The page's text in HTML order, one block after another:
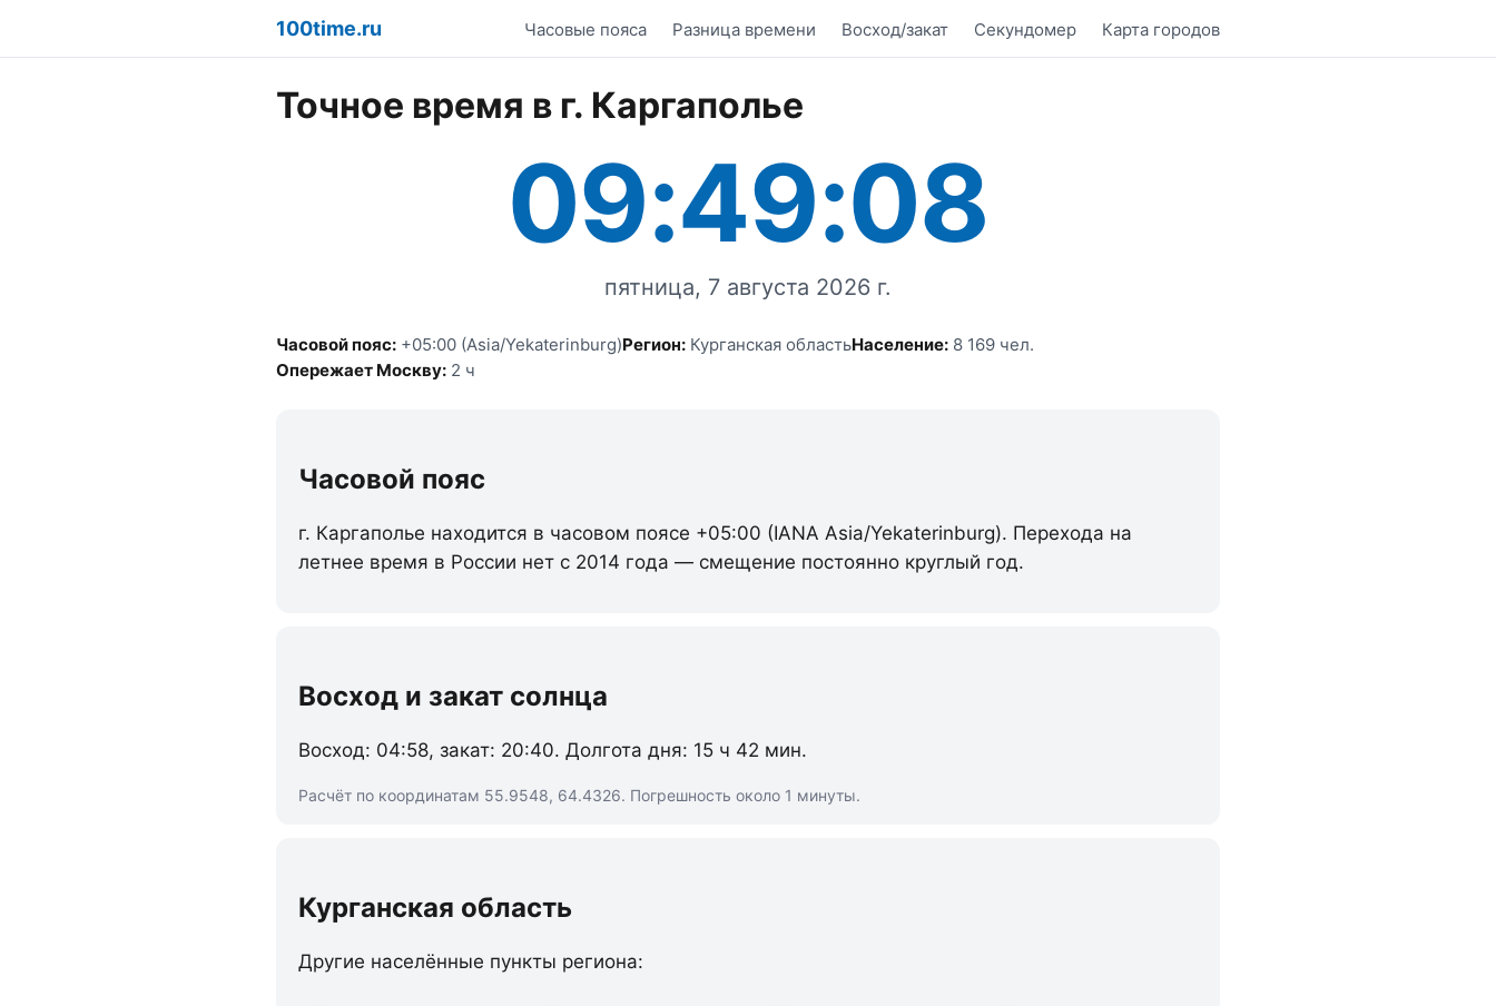
100time.ru Часовые пояса Разница времени Восход/закат Секундомер Карта городов
Точное время в г. Каргаполье
09:49:08
пятница, 7 августа 2026 г.
Часовой пояс: +05:00 (Asia/Yekaterinburg)Регион: Курганская областьНаселение: 8 169 чел.
Опережает Москву: 2 ч
Часовой пояс
г. Каргаполье находится в часовом поясе +05:00 (IANA Asia/Yekaterinburg). Перехода на
летнее время в России нет с 2014 года — смещение постоянно круглый год.
Восход и закат солнца
Восход: 04:58, закат: 20:40. Долгота дня: 15 ч 42 мин.
Расчёт по координатам 55.9548, 64.4326. Погрешность около 1 минуты.
Курганская область
Другие населённые пункты региона: